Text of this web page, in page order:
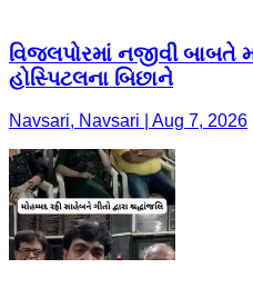
વિજલપોરમાં નજીવી બાબતે
હોસ્પિટલના બિછાને
Navsari, Navsari | Aug 7, 2026